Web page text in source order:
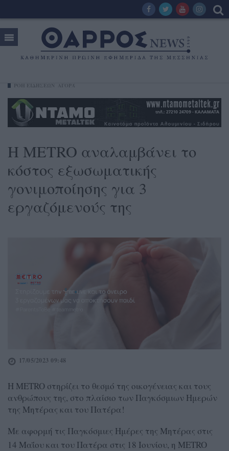
Η METRO αναλαμβάνει το
κόστος εξωσωματικής
γονιμοποίησης για 3
εργαζόμενούς της
17/05/2023 09:48
Η METRO στηρίζει το θεσμό της οικογένειας και τους
ανθρώπους της, στο πλαίσιο των Παγκόσμιων Ημερών
της Μητέρας και του Πατέρα!
Με αφορμή τις Παγκόσμιες Ημέρες της Μητέρας στις
14 Μαΐου και του Πατέρα στις 18 Ιουνίου, η METRO